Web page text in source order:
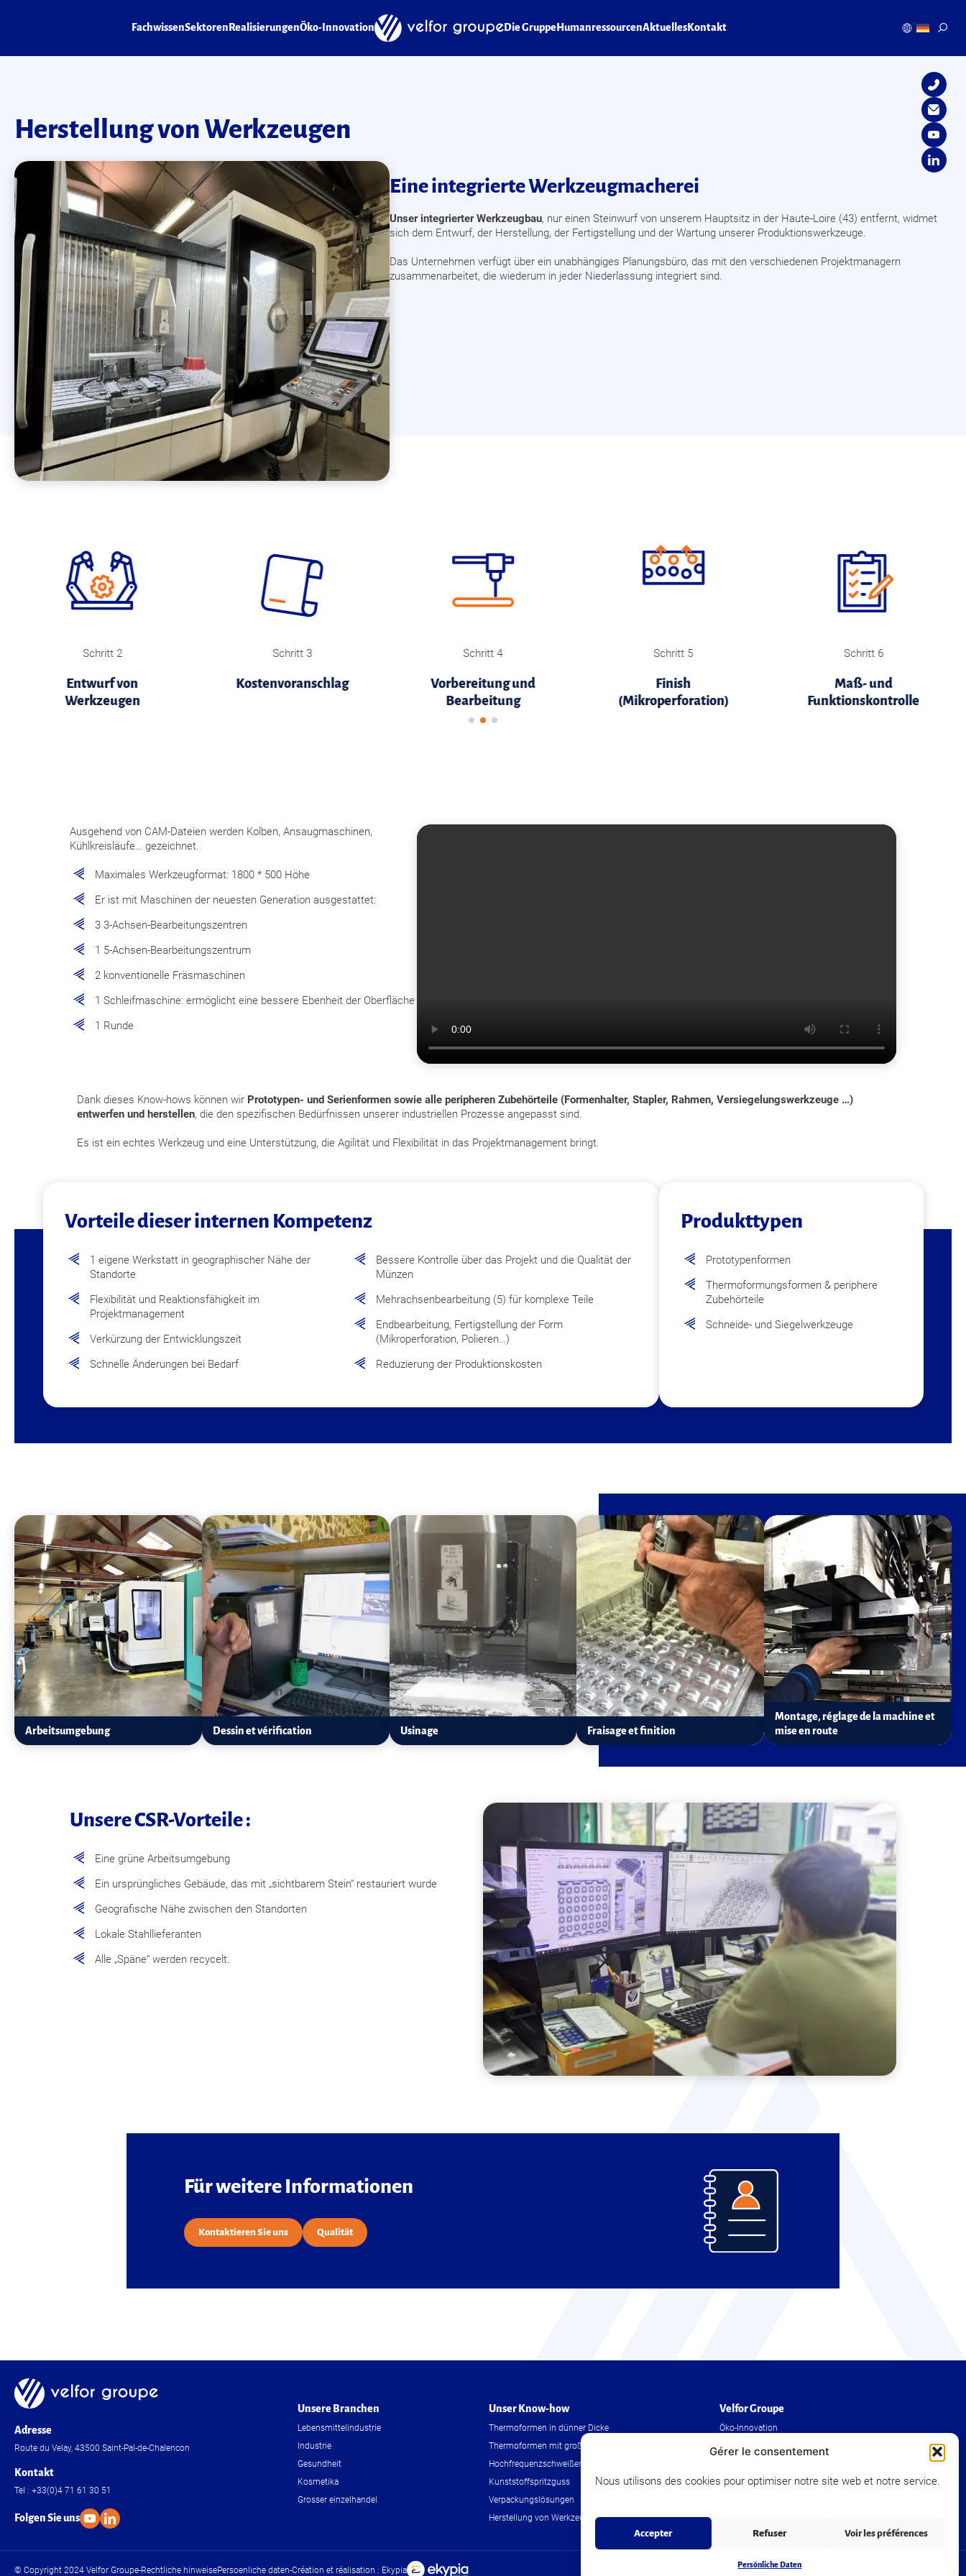
Gérer le consentement
Nous utilisons des cookies pour optimiser notre site web et notre service.
Accepter Refuser Voir les préférences
Persönliche Daten
FachwissenSektorenRealisierungenÖko-Innovation Die GruppeHumanressourcenAktuellesKontakt
Herstellung von Werkzeugen
Eine integrierte Werkzeugmacherei
Unser integrierter Werkzeugbau, nur einen Steinwurf von unserem Hauptsitz in der Haute-Loire (43) entfernt, widmet
sich dem Entwurf, der Herstellung, der Fertigstellung und der Wartung unserer Produktionswerkzeuge.
Das Unternehmen verfügt über ein unabhängiges Planungsbüro, das mit den verschiedenen Projektmanagern
zusammenarbeitet, die wiederum in jeder Niederlassung integriert sind.
Schritt 2
Entwurf von
Werkzeugen
Schritt 3
Kostenvoranschlag
Schritt 4
Vorbereitung und
Bearbeitung
Schritt 5
Finish
(Mikroperforation)
Schritt 6
Maß- und
Funktionskontrolle
Ausgehend von CAM-Dateien werden Kolben, Ansaugmaschinen,
Kühlkreisläufe… gezeichnet.
Maximales Werkzeugformat: 1800 * 500 Höhe
Er ist mit Maschinen der neuesten Generation ausgestattet:
3 3-Achsen-Bearbeitungszentren
1 5-Achsen-Bearbeitungszentrum
2 konventionelle Fräsmaschinen
1 Schleifmaschine: ermöglicht eine bessere Ebenheit der Oberfläche
1 Runde
Dank dieses Know-hows können wir Prototypen- und Serienformen sowie alle peripheren Zubehörteile (Formenhalter, Stapler, Rahmen, Versiegelungswerkzeuge …)
entwerfen und herstellen, die den spezifischen Bedürfnissen unserer industriellen Prozesse angepasst sind.
Es ist ein echtes Werkzeug und eine Unterstützung, die Agilität und Flexibilität in das Projektmanagement bringt.
Vorteile dieser internen Kompetenz
1 eigene Werkstatt in geographischer Nähe der
Standorte
Flexibilität und Reaktionsfähigkeit im
Projektmanagement
Verkürzung der Entwicklungszeit
Schnelle Änderungen bei Bedarf
Bessere Kontrolle über das Projekt und die Qualität der
Münzen
Mehrachsenbearbeitung (5) für komplexe Teile
Endbearbeitung, Fertigstellung der Form
(Mikroperforation, Polieren…)
Reduzierung der Produktionskosten
Produkttypen
Prototypenformen
Thermoformungsformen & periphere
Zubehörteile
Schneide- und Siegelwerkzeuge
Arbeitsumgebung Dessin et vérification Usinage Fraisage et finition
Montage, réglage de la machine et
mise en route
Unsere CSR-Vorteile :
Eine grüne Arbeitsumgebung
Ein ursprüngliches Gebäude, das mit „sichtbarem Stein“ restauriert wurde
Geografische Nähe zwischen den Standorten
Lokale Stahllieferanten
Alle „Späne“ werden recycelt.
Für weitere Informationen
Kontaktieren Sie uns Qualität
Adresse
Route du Velay, 43500 Saint-Pal-de-Chalencon
Kontakt
Tel : +33(0)4 71 61 30 51
Folgen Sie uns
Unsere Branchen
Lebensmittelindustrie
Industrie
Gesundheit
Kosmetika
Grosser einzelhandel
Unser Know-how
Thermoformen in dünner Dicke
Thermoformen mit großer Dicke
Hochfrequenzschweißen
Kunststoffspritzguss
Verpackungslösungen
Herstellung von Werkzeugen
Velfor Groupe
Öko-Innovation
Die Gruppe
Human Resources
© Copyright 2024 Velfor Groupe-Rechtliche hinweisePersoenliche daten-Création et réalisation : Ekypia